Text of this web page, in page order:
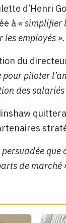
d’Henri
à« simplifier
employés ».
du
piloter
des salariés
que
de marché